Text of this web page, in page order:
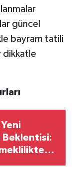
güncel
bayram tatili
dikkatle
Beklentisi: